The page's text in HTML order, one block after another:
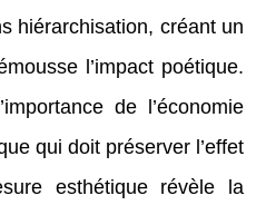
hiérarchisation, créant un
l’impact poétique.
de l’économie
qui doit préserver l’effet
esthétique révèle la